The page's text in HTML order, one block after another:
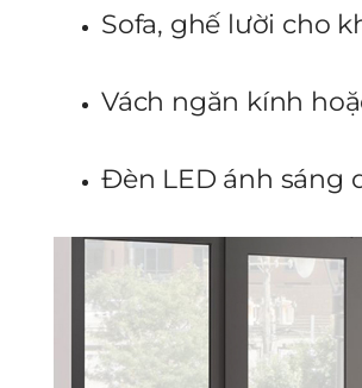
Sofa, ghế lười cho
Vách ngăn kính
Đèn LED ánh sáng